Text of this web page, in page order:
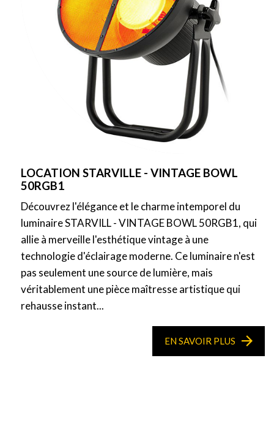
LOCATION STARVILLE - VINTAGE BOWL
50RGB1
Découvrez l'élégance et le charme intemporel du
luminaire STARVILL - VINTAGE BOWL 50RGB1, qui
allie à merveille l'esthétique vintage à une
technologie d'éclairage moderne. Ce luminaire n'est
pas seulement une source de lumière, mais
véritablement une pièce maîtresse artistique qui
rehausse instant...
EN SAVOIR PLUS